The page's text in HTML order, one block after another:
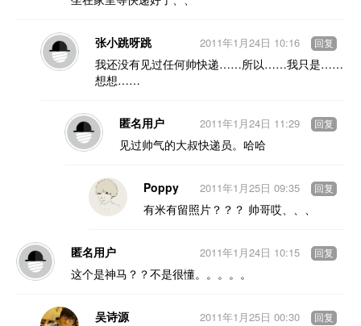
张小跳呀跳
我还没有见过任何帅快递……所以……我只是……
想想……
2011年1月24日 10:16 回复
匿名用户
见过帅气的大叔快递员。哈哈
2011年1月24日 11:29 回复
Poppy
有米有留照片？？？ 帅哥哎、、、
2011年1月25日 09:35 回复
匿名用户
这个是神马？？不是很懂。。。。。
2011年1月24日 10:15 回复
吴诗源
2011年1月25日 00:30 回复